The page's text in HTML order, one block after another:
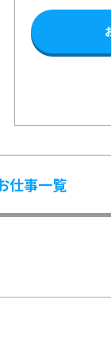
仕事一覧